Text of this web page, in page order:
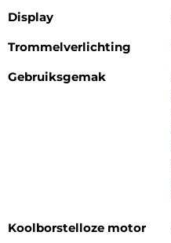
Display
Trommelverlichting
Gebruiksgemak
Koolborstelloze motor